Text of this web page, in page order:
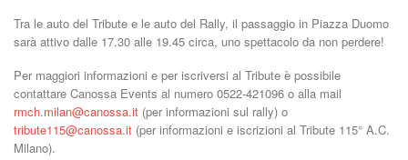
Tra le auto del Tribute e le auto del Rally, il passaggio in Piazza Duomo
sarà attivo dalle 17.30 alle 19.45 circa, uno spettacolo da non perdere!
Per maggiori informazioni e per iscriversi al Tribute è possibile
contattare Canossa Events al numero 0522-421096 o alla mail
rmch.milan@canossa.it (per informazioni sul rally) o
tribute115@canossa.it (per informazioni e iscrizioni al Tribute 115° A.C.
Milano).